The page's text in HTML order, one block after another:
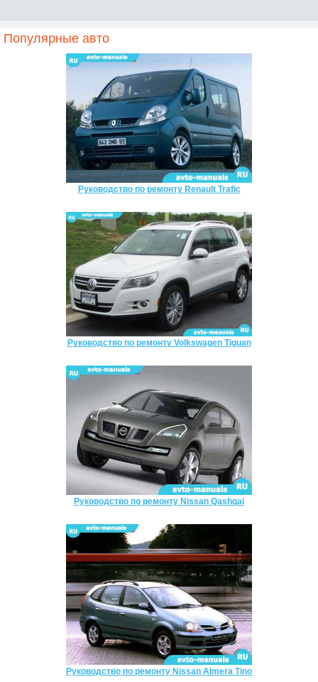
Популярные авто
Руководство по ремонту Renault Trafic
Руководство по ремонту Volkswagen Tiguan
Руководство по ремонту Nissan Qashqai
Руководство по ремонту Nissan Almera Tino